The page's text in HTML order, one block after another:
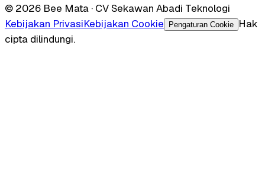
© 2026 Bee Mata · CV Sekawan Abadi Teknologi
Kebijakan PrivasiKebijakan Cookie Pengaturan Cookie
Hak
cipta dilindungi.